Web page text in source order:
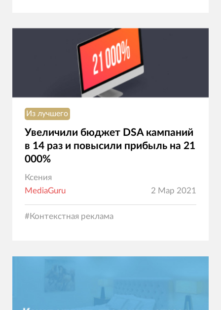
Из лучшего
Увеличили бюджет DSA кампаний
в 14 раз и повысили прибыль на 21
000%
Ксения
MediaGuru
2 Мар 2021
#Контекстная реклама